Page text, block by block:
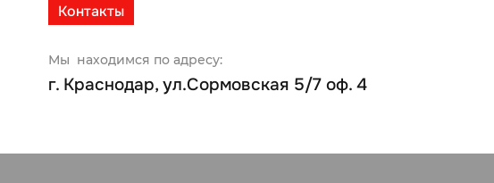
Контакты
Мы находимся по адресу:
г. Краснодар, ул.Сормовская 5/7 оф. 4